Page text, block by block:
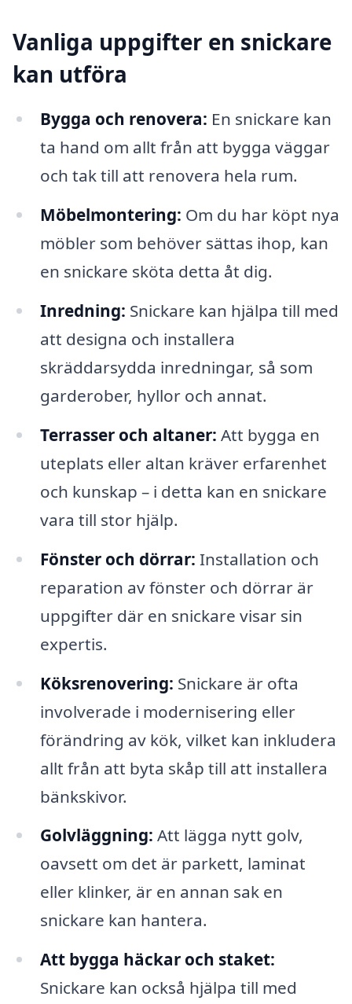
Vanliga uppgifter en snickare
kan utföra
Bygga och renovera: En snickare kan
ta hand om allt från att bygga väggar
och tak till att renovera hela rum.
Möbelmontering: Om du har köpt nya
möbler som behöver sättas ihop, kan
en snickare sköta detta åt dig.
Inredning: Snickare kan hjälpa till med
att designa och installera
skräddarsydda inredningar, så som
garderober, hyllor och annat.
Terrasser och altaner: Att bygga en
uteplats eller altan kräver erfarenhet
och kunskap – i detta kan en snickare
vara till stor hjälp.
Fönster och dörrar: Installation och
reparation av fönster och dörrar är
uppgifter där en snickare visar sin
expertis.
Köksrenovering: Snickare är ofta
involverade i modernisering eller
förändring av kök, vilket kan inkludera
allt från att byta skåp till att installera
bänkskivor.
Golvläggning: Att lägga nytt golv,
oavsett om det är parkett, laminat
eller klinker, är en annan sak en
snickare kan hantera.
Att bygga häckar och staket:
Snickare kan också hjälpa till med